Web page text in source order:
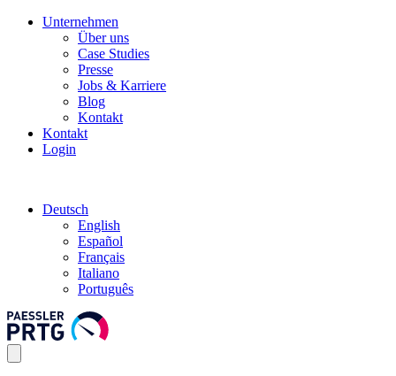
Unternehmen
Über uns
Case Studies
Presse
Jobs & Karriere
Blog
Kontakt
Kontakt
Login
Deutsch
English
Español
Français
Italiano
Português